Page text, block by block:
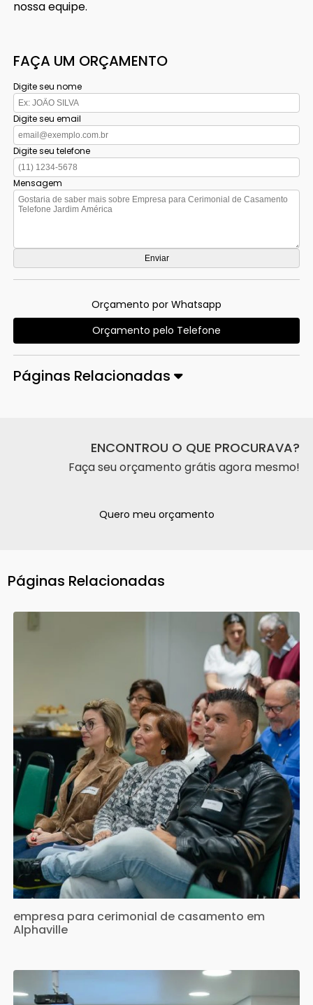
nossa equipe.
FAÇA UM ORÇAMENTO
Digite seu nome
Digite seu email
Digite seu telefone
Mensagem
Orçamento por Whatsapp
Orçamento pelo Telefone
Páginas Relacionadas
ENCONTROU O QUE PROCURAVA?
Faça seu orçamento grátis agora mesmo!
Quero meu orçamento
Páginas Relacionadas
empresa para cerimonial de casamento em
Alphaville